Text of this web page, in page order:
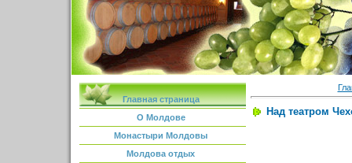
Главная страница
О Молдове
Монастыри Молдовы
Молдова отдых
Над театром